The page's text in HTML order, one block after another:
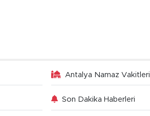
Antalya Namaz Vakitleri
Son Dakika Haberleri